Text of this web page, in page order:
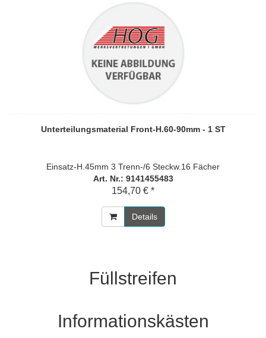
Unterteilungsmaterial Front-H.60-90mm - 1 ST
Einsatz-H.45mm 3 Trenn-/6 Steckw.16 Fächer
Art. Nr.: 9141455483
154,70 € *
Details
Füllstreifen
Informationskästen